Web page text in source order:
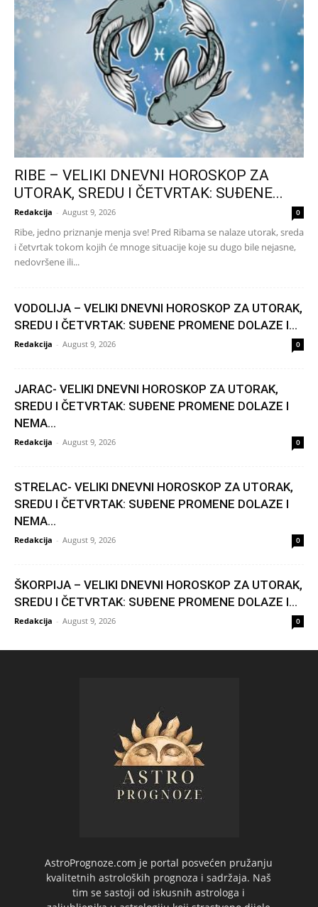
RIBE – VELIKI DNEVNI HOROSKOP ZA
UTORAK, SREDU I ČETVRTAK: SUĐENE...
Redakcija - August 9, 2026 0
Ribe, jedno priznanje menja sve! Pred Ribama se nalaze utorak, sreda
i četvrtak tokom kojih će mnoge situacije koje su dugo bile nejasne,
nedovršene ili...
VODOLIJA – VELIKI DNEVNI HOROSKOP ZA UTORAK,
SREDU I ČETVRTAK: SUĐENE PROMENE DOLAZE I...
Redakcija - August 9, 2026 0
JARAC- VELIKI DNEVNI HOROSKOP ZA UTORAK,
SREDU I ČETVRTAK: SUĐENE PROMENE DOLAZE I
NEMA...
Redakcija - August 9, 2026 0
STRELAC- VELIKI DNEVNI HOROSKOP ZA UTORAK,
SREDU I ČETVRTAK: SUĐENE PROMENE DOLAZE I
NEMA...
Redakcija - August 9, 2026 0
ŠKORPIJA – VELIKI DNEVNI HOROSKOP ZA UTORAK,
SREDU I ČETVRTAK: SUĐENE PROMENE DOLAZE I...
Redakcija - August 9, 2026 0
AstroPrognoze.com je portal posvećen pružanju
kvalitetnih astroloških prognoza i sadržaja. Naš
tim se sastoji od iskusnih astrologa i